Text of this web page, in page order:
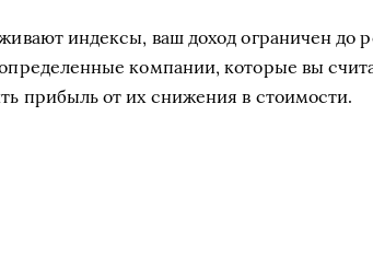
индексы, ваш доход ограничен до
компании, которые вы
прибыль от их снижения в стоимости.